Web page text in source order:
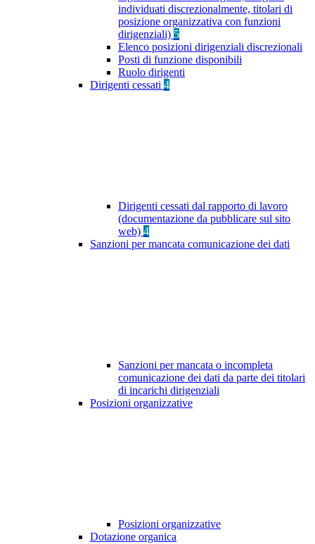
individuati discrezionalmente, titolari di
posizione organizzativa con funzioni
dirigenziali) 5
Elenco posizioni dirigenziali discrezionali
Posti di funzione disponibili
Ruolo dirigenti
Dirigenti cessati 4
Dirigenti cessati dal rapporto di lavoro
(documentazione da pubblicare sul sito
web) 4
Sanzioni per mancata comunicazione dei dati
Sanzioni per mancata o incompleta
comunicazione dei dati da parte dei titolari
di incarichi dirigenziali
Posizioni organizzative
Posizioni organizzative
Dotazione organica